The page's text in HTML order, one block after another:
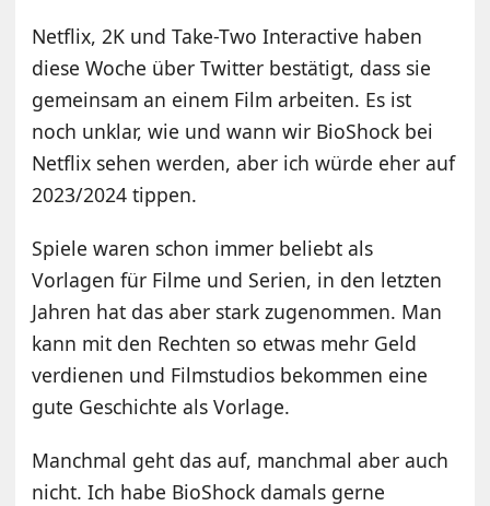
Netflix, 2K und Take-Two Interactive haben
diese Woche über Twitter bestätigt, dass sie
gemeinsam an einem Film arbeiten. Es ist
noch unklar, wie und wann wir BioShock bei
Netflix sehen werden, aber ich würde eher auf
2023/2024 tippen.
Spiele waren schon immer beliebt als
Vorlagen für Filme und Serien, in den letzten
Jahren hat das aber stark zugenommen. Man
kann mit den Rechten so etwas mehr Geld
verdienen und Filmstudios bekommen eine
gute Geschichte als Vorlage.
Manchmal geht das auf, manchmal aber auch
nicht. Ich habe BioShock damals gerne